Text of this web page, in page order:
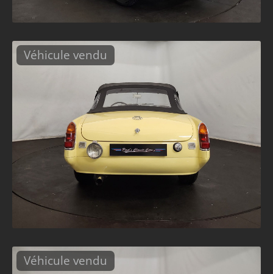
Véhicule vendu
Véhicule vendu